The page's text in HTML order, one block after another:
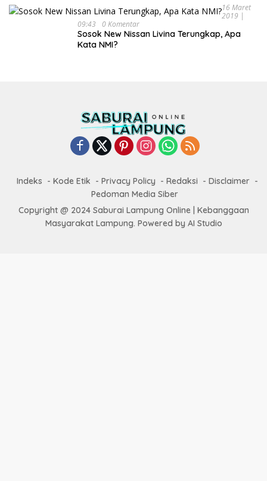
16 Maret
2019 |
09:43
0 Komentar
Sosok New Nissan Livina Terungkap, Apa
Kata NMI?
Indeks Kode Etik Privacy Policy Redaksi
Disclaimer
Pedoman Media Siber
Copyright @ 2024 Saburai Lampung Online | Kebanggaan
Masyarakat Lampung. Powered by AI Studio